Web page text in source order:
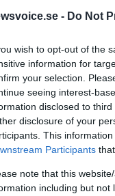
- Do Not
wish to opt-out of the
information for
your selection.
seeing interest-
disclosed to
disclosure of your
This
Participants
note that this
including but not
Han anser att...
i Brasilien
hela yta....